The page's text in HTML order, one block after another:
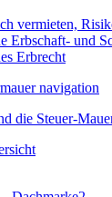
vermieten,
Erbschaft- und
Erbrecht
die Steuer-